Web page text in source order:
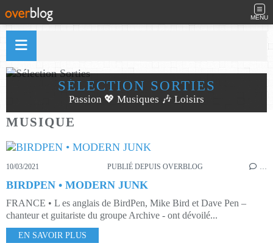
MENU
SÉLECTION SORTIES
Passion 💖 Musiques 🎶 Loisirs
MUSIQUE
10/03/2021 PUBLIÉ DEPUIS OVERBLOG …
BIRDPEN • MODERN JUNK
FRANCE • L es anglais de BirdPen, Mike Bird et Dave Pen –
chanteur et guitariste du groupe Archive - ont dévoilé...
EN SAVOIR PLUS